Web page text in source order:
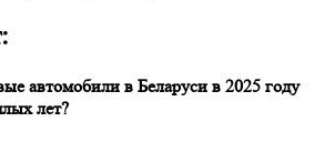
автомобили в Беларуси в 2025 году
лет?